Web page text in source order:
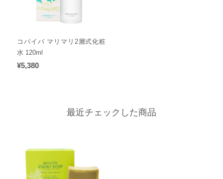
コパイバ マリマリ2層式化粧
水 120ml
¥5,380
最近チェックした商品